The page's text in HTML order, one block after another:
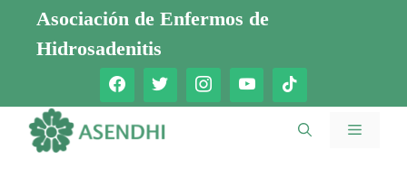
Saltar
contenido
Asociación de Enfermos de
Hidrosadenitis
Menú